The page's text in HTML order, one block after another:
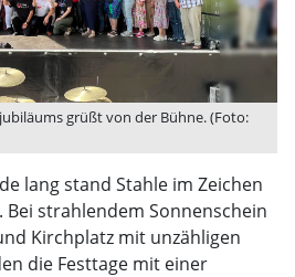
grüßt von der Bühne. (Foto:
lang stand Stahle im Zeichen
Bei strahlendem Sonnenschein
Kirchplatz mit unzähligen
die Festtage mit einer